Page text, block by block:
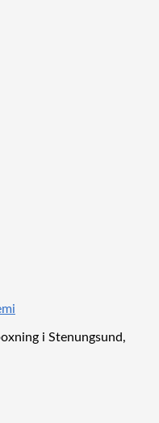
i Stenungsund,